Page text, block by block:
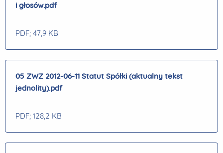
i głosów.pdf
PDF; 47,9 KB
05 ZWZ 2012-06-11 Statut Spółki (aktualny tekst
jednolity).pdf
PDF; 128,2 KB